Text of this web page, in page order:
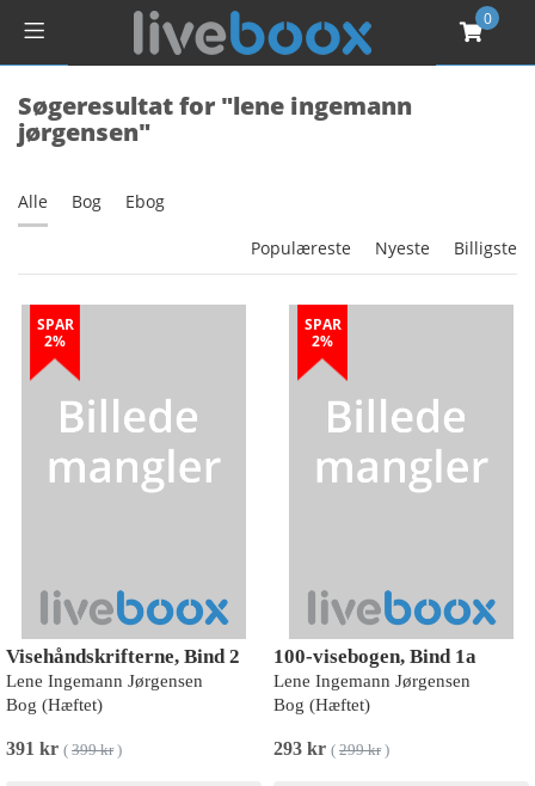
0
Søgeresultat for "lene ingemann
jørgensen"
Alle Bog Ebog
Populæreste Nyeste Billigste
SPAR
2%
Visehåndskrifterne, Bind 2
Lene Ingemann Jørgensen
Bog (Hæftet)
391 kr ( 399 kr)
SPAR
2%
100-visebogen, Bind 1a
Lene Ingemann Jørgensen
Bog (Hæftet)
293 kr ( 299 kr)